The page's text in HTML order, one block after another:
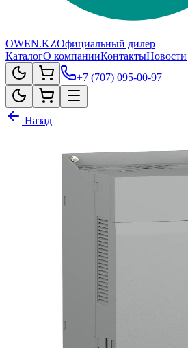
OWEN.KZОфициальный дилер
КаталогО компанииКонтактыНовости
+7 (707) 095-00-97
Назад